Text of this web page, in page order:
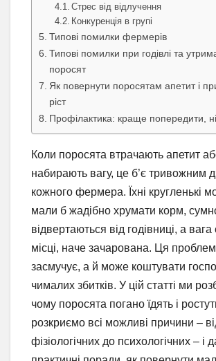
Стрес від відлучення
Конкуренція в групі
Типові помилки фермерів
Типові помилки при годівлі та
поросят
Як повернути поросятам апетит і
ріст
Профілактика: краще попередити,
Коли поросята втрачають апетит
набирають вагу, це б’є тривожним
кожного фермера. Їхні кругленькі
мали б жадібно хрумати корм,
відвертаються від годівниці, а вага
місці, наче зачарована. Ця
засмучує, а й може коштувати
чималих збитків. У цій статті ми
чому поросята погано їдять і
розкриємо всі можливі причини –
фізіологічних до психологічних – і